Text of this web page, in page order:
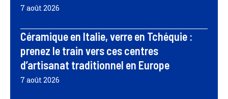
7 août 2026
Céramique en Italie, verre en Tchéquie :
prenez le train vers ces centres
d’artisanat traditionnel en Europe
7 août 2026